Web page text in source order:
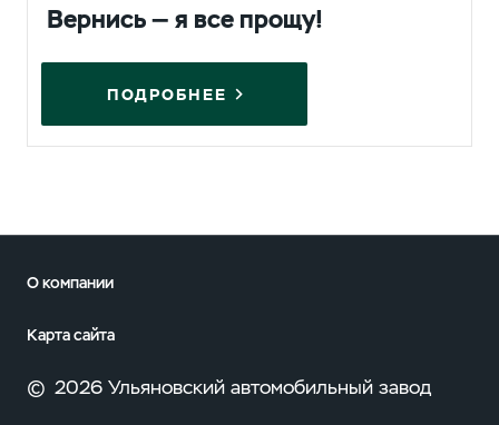
Вернись — я все прощу!
ПОДРОБНЕЕ
О компании
Карта сайта
© 2026 Ульяновский автомобильный завод